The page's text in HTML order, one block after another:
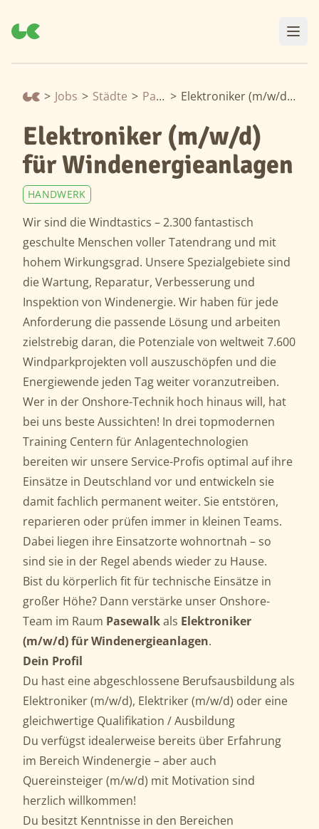
> Jobs > Städte > Pasewalk > Elektroniker (m/w/d) für Windenergieanlagen
Elektroniker (m/w/d)
für Windenergieanlagen
HANDWERK
Wir sind die Windtastics – 2.300 fantastisch
geschulte Menschen voller Tatendrang und mit
hohem Wirkungsgrad. Unsere Spezialgebiete sind
die Wartung, Reparatur, Verbesserung und
Inspektion von Windenergie. Wir haben für jede
Anforderung die passende Lösung und arbeiten
zielstrebig daran, die Potenziale von weltweit 7.600
Windparkprojekten voll auszuschöpfen und die
Energiewende jeden Tag weiter voranzutreiben.
Wer in der Onshore-Technik hoch hinaus will, hat
bei uns beste Aussichten! In drei topmodernen
Training Centern für Anlagentechnologien
bereiten wir unsere Service-Profis optimal auf ihre
Einsätze in Deutschland vor und entwickeln sie
damit fachlich permanent weiter. Sie entstören,
reparieren oder prüfen immer in kleinen Teams.
Dabei liegen ihre Einsatzorte wohnortnah – so
sind sie in der Regel abends wieder zu Hause.
Bist du körperlich fit für technische Einsätze in
großer Höhe? Dann verstärke unser Onshore-
Team im Raum Pasewalkals Elektroniker
(m/w/d) für Windenergieanlagen.
Dein Profil
Du hast eine abgeschlossene Berufsausbildung als
Elektroniker (m/w/d), Elektriker (m/w/d) oder eine
gleichwertige Qualifikation / Ausbildung
Du verfügst idealerweise bereits über Erfahrung
im Bereich Windenergie – aber auch
Quereinsteiger (m/w/d) mit Motivation sind
herzlich willkommen!
Du besitzt Kenntnisse in den Bereichen